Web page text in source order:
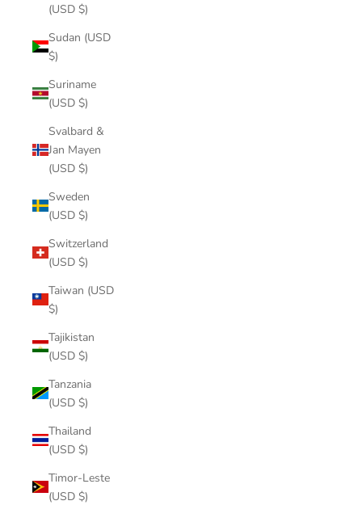
(USD $)
Sudan (USD
$)
Suriname
(USD $)
Svalbard &
Jan Mayen
(USD $)
Sweden
(USD $)
Switzerland
(USD $)
Taiwan (USD
$)
Tajikistan
(USD $)
Tanzania
(USD $)
Thailand
(USD $)
Timor-Leste
(USD $)